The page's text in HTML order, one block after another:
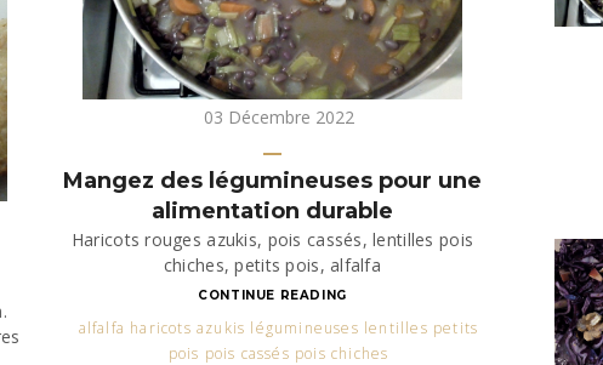
03 Décembre 2022
Mangez des légumineuses pour une
alimentation durable
Haricots rouges azukis, pois cassés, lentilles pois
chiches, petits pois, alfalfa
CONTINUE READING
alfalfa haricots azukis légumineuses lentilles petits
pois pois cassés pois chiches